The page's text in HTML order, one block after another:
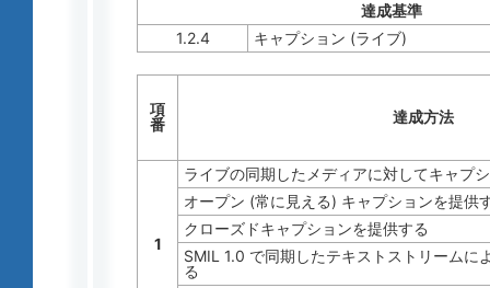
達成基準
1.2.4
キャプション (ライブ)
項
番
達成方法
1
ライブの同期したメディアに対してキャプ
オープン (常に見える) キャプションを提供
クローズドキャプションを提供する
SMIL 1.0 で同期したテキストストリームに
る